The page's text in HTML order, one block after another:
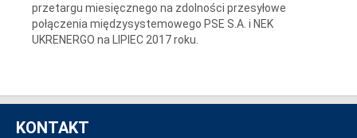
przetargu miesięcznego na zdolności przesyłowe
połączenia międzysystemowego PSE S.A. i NEK
UKRENERGO na LIPIEC 2017 roku.
KONTAKT